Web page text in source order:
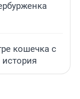
кошечка с